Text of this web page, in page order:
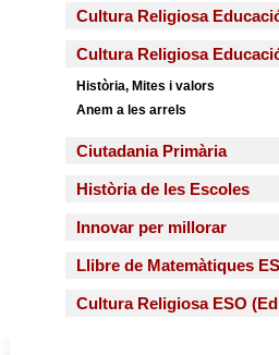
Cultura Religiosa
Cultura Religiosa
Història, Mites i valors
Anem a les arrels
Ciutadania Primària
Història de les Escoles
Innovar per millorar
Llibre de Matemàtiques
Cultura Religiosa ESO